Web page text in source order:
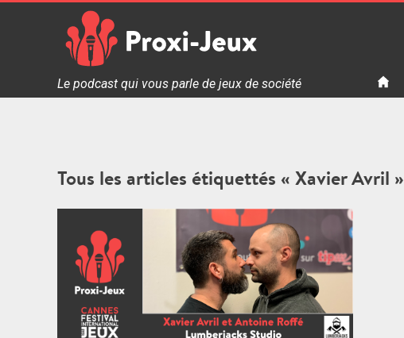
Proxi Jeux - Le podcast qui vous parle de jeux de société
Le podcast qui vous parle de jeux de société
Tous les articles étiquettés « Xavier Avril »